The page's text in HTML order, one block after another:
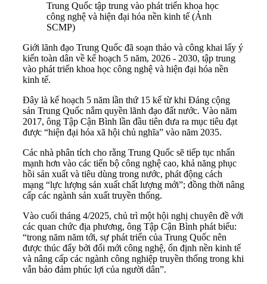
Trung Quốc tập trung vào phát triển khoa học
công nghệ và hiện đại hóa nền kinh tế (Ảnh
SCMP)
Giới lãnh đạo Trung Quốc đã soạn thảo và công khai lấy ý
kiến toàn dân về kế hoạch 5 năm, 2026 - 2030, tập trung
vào phát triển khoa học công nghệ và hiện đại hóa nền
kinh tế.
Đây là kế hoạch 5 năm lần thứ 15 kể từ khi Đảng cộng
sản Trung Quốc nắm quyền lãnh đạo đất nước. Vào năm
2017, ông Tập Cận Bình lần đầu tiên đưa ra mục tiêu đạt
được “hiện đại hóa xã hội chủ nghĩa” vào năm 2035.
Các nhà phân tích cho rằng Trung Quốc sẽ tiếp tục nhấn
mạnh hơn vào các tiến bộ công nghệ cao, khả năng phục
hồi sản xuất và tiêu dùng trong nước, phát động cách
mạng “lực lượng sản xuất chất lượng mới”; đồng thời nâng
cấp các ngành sản xuất truyền thống.
Vào cuối tháng 4/2025, chủ trì một hội nghị chuyên đề với
các quan chức địa phương, ông Tập Cận Bình phát biểu:
“trong năm năm tới, sự phát triển của Trung Quốc nên
được thúc đẩy bởi đổi mới công nghệ, ổn định nền kinh tế
và nâng cấp các ngành công nghiệp truyền thống trong khi
vẫn bảo đảm phúc lợi của người dân”.